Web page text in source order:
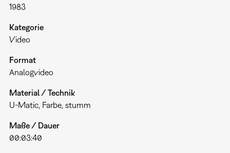
1983
Kategorie
Video
Format
Analogvideo
Material / Technik
U-Matic, Farbe, stumm
Maße / Dauer
00:03:40